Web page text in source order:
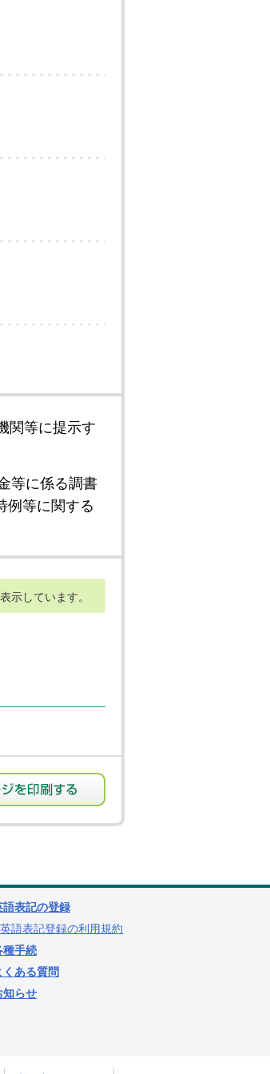
関等に提示す
等に係る調書
例等に関する
示しています。
語表記の登録
英語表記登録の利用規約
種手続
くある質問
知らせ